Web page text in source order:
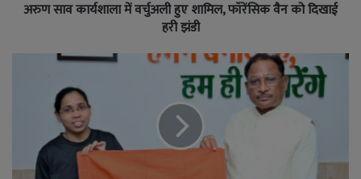
अरुण साव कार्यशाला में वर्चुअली हुए शामिल, फॉरेंसिक वैन को दिखाई
हरी झंडी